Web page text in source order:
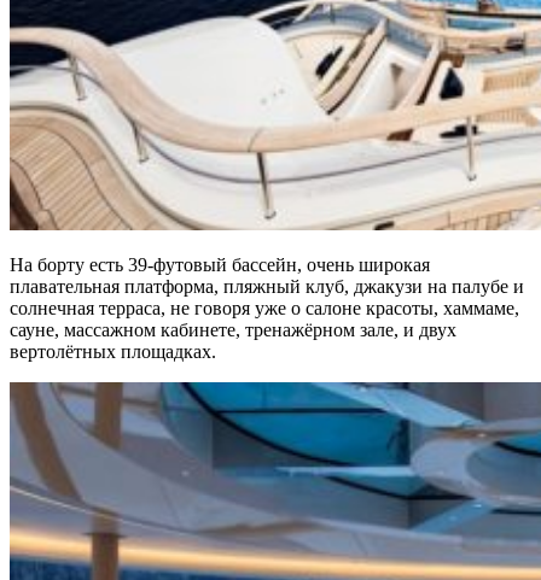
На борту есть 39-футовый бассейн, очень широкая
плавательная платформа, пляжный клуб, джакузи на палубе и
солнечная терраса, не говоря уже о салоне красоты, хаммаме,
сауне, массажном кабинете, тренажёрном зале, и двух
вертолётных площадках.